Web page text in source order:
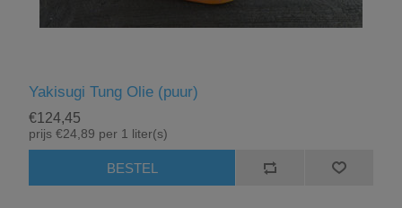
Yakisugi Tung Olie (puur)
€124,45
prijs €24,89 per 1 liter(s)